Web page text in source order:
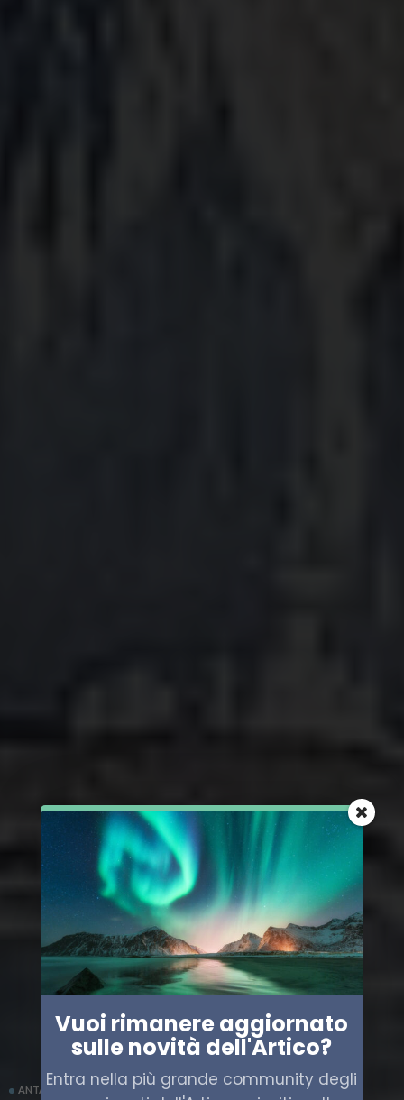
ANTARTIDE
Vuoi rimanere aggiornato
sulle novità dell'Artico?
Entra nella più grande community degli